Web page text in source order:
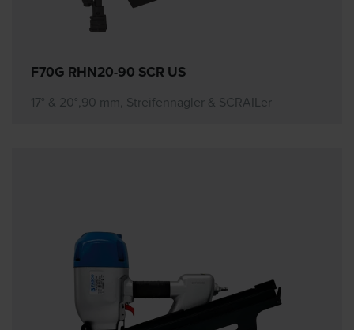
F70G RHN20-90 SCR US
17° & 20°,90 mm, Streifennagler & SCRAILer